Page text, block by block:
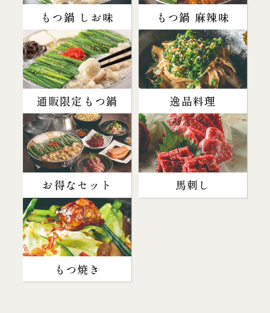
もつ鍋 しお味 もつ鍋 麻辣味
通販限定もつ鍋 逸品料理
お得なセット 馬刺し
もつ焼き